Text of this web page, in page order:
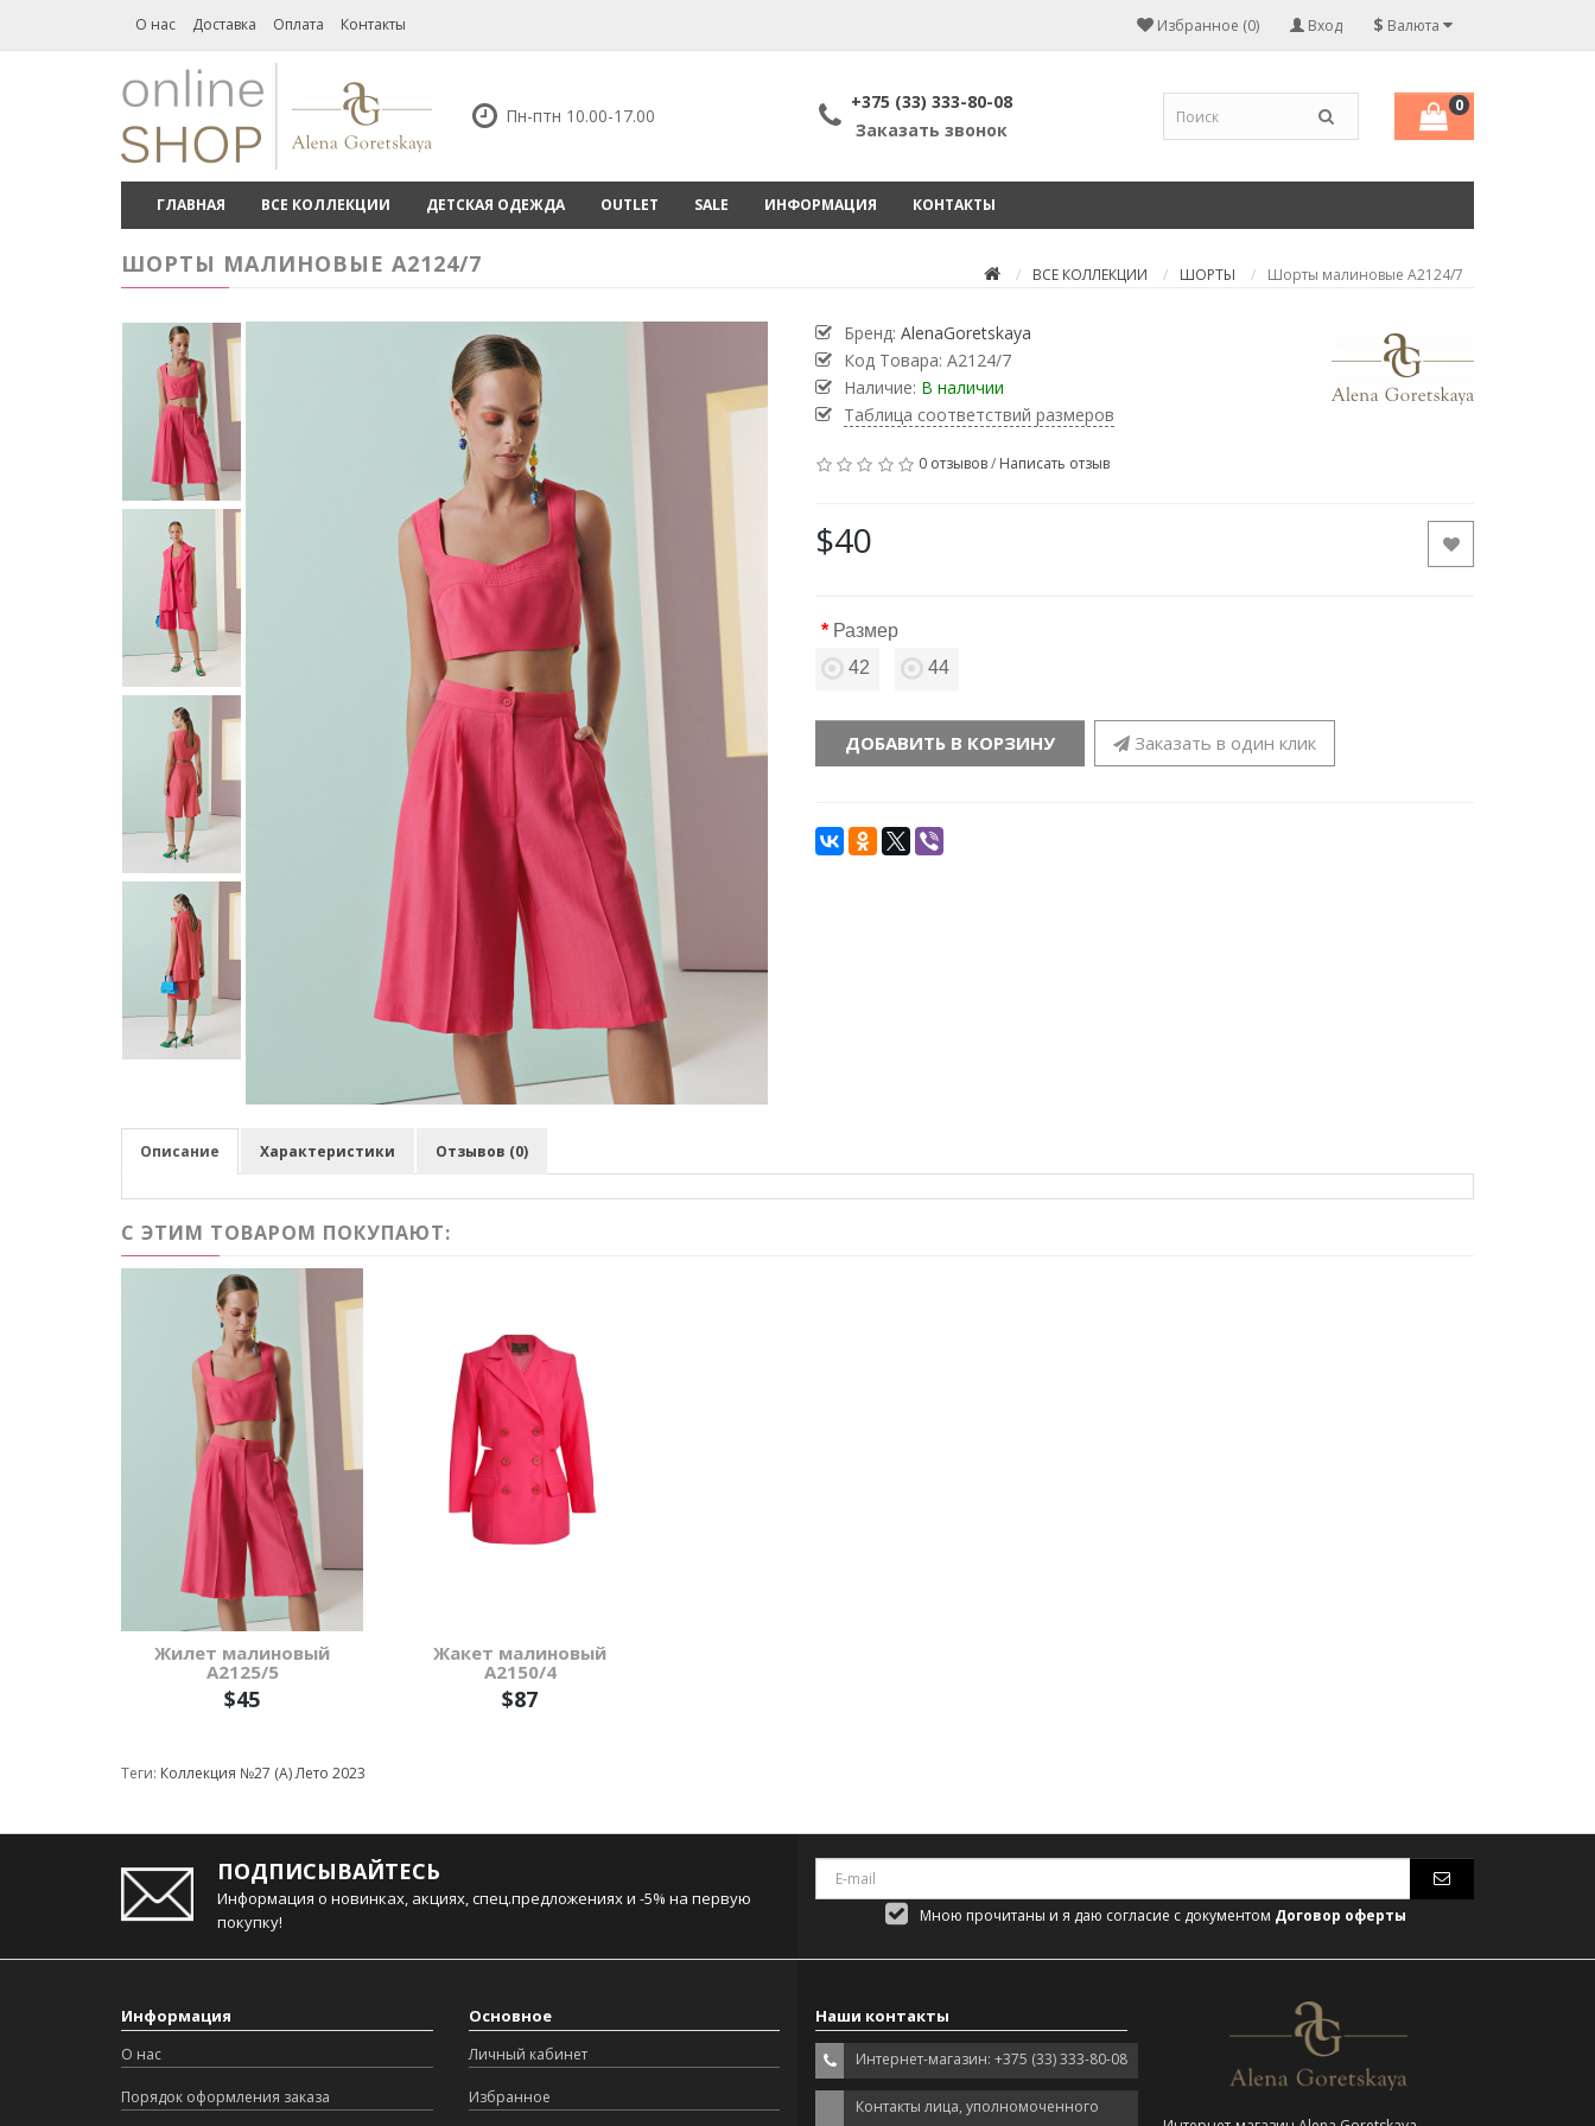
О нас Доставка Оплата Контакты $ Валюта
Вход
Избранное (0)
Пн-птн 10.00-17.00
+375 (33) 333-80-08
Заказать звонок
0
ГЛАВНАЯ ВСЕ КОЛЛЕКЦИИ ДЕТСКАЯ ОДЕЖДА OUTLET SALE ИНФОРМАЦИЯ КОНТАКТЫ
ВСЕ КОЛЛЕКЦИИ ШОРТЫ Шорты малиновые А2124/7
ШОРТЫ МАЛИНОВЫЕ А2124/7
Бренд: AlenaGoretskaya
Код Товара: А2124/7
Наличие: В наличии
Таблица соответствий размеров
0 отзывов/ Написать отзыв
$40
Размер
42
44
ДОБАВИТЬ В КОРЗИНУ Заказать в один клик
Описание Характеристики Отзывов (0)
С ЭТИМ ТОВАРОМ ПОКУПАЮТ:
Жилет малиновый
А2125/5
$45
Жакет малиновый
А2150/4
$87
Теги: Коллекция №27 (А) Лето 2023
ПОДПИСЫВАЙТЕСЬ
Информация о новинках, акциях, спец.предложениях и -5% на первую
покупку!
Мною прочитаны и я даю согласие с документом Договор оферты
Информация
О нас
Порядок оформления заказа
Основное
Личный кабинет
Избранное
Наши контакты
Интернет-магазин: +375 (33) 333-80-08
Контакты лица, уполномоченного